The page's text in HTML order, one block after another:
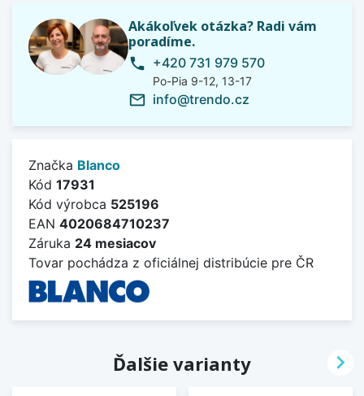
Akákoľvek otázka? Radi vám
poradíme.
phone +420 731 979 570
Po-Pia 9-12, 13-17
mail_outline info@trendo.cz
Značka Blanco
Kód 17931
Kód výrobca 525196
EAN 4020684710237
Záruka 24 mesiacov
Tovar pochádza z oficiálnej distribúcie pre ČR
Ďalšie varianty 